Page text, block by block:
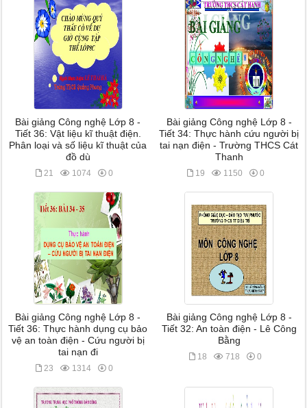
Bài giảng Công nghệ Lớp 8 -
Tiết 36: Vật liệu kĩ thuật điện.
Phân loại và số liệu kĩ thuật của
đồ dù
21 1074 0
Bài giảng Công nghệ Lớp 8 -
Tiết 34: Thực hành cứu người bị
tai nạn điện - Trường THCS Cát
Thanh
19 1150 0
Bài giảng Công nghệ Lớp 8 -
Tiết 36: Thực hành dụng cụ bảo
vệ an toàn điện - Cứu người bị
tai nạn đi
23 1314 0
Bài giảng Công nghệ Lớp 8 -
Tiết 32: An toàn điện - Lê Công
Bằng
18 718 0